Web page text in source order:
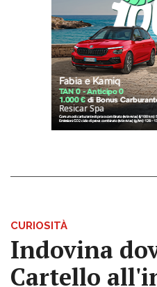
CURIOSITÀ
Indovina
Cartello